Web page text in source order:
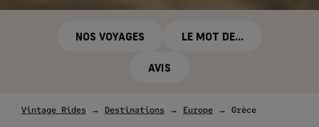
NOS VOYAGES LE MOT DE...
AVIS
Vintage Rides → Destinations → Europe → Grèce